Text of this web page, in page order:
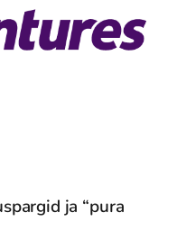
ja “pura